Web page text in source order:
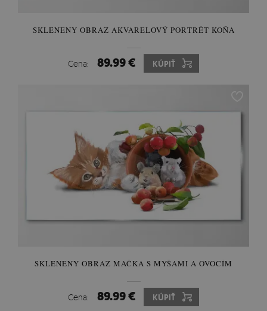
SKLENENY OBRAZ AKVARELOVÝ PORTRÉT KOŇA
Cena: 89.99 € KÚPIŤ
SKLENENY OBRAZ MAČKA S MYŠAMI A OVOCÍM
Cena: 89.99 € KÚPIŤ